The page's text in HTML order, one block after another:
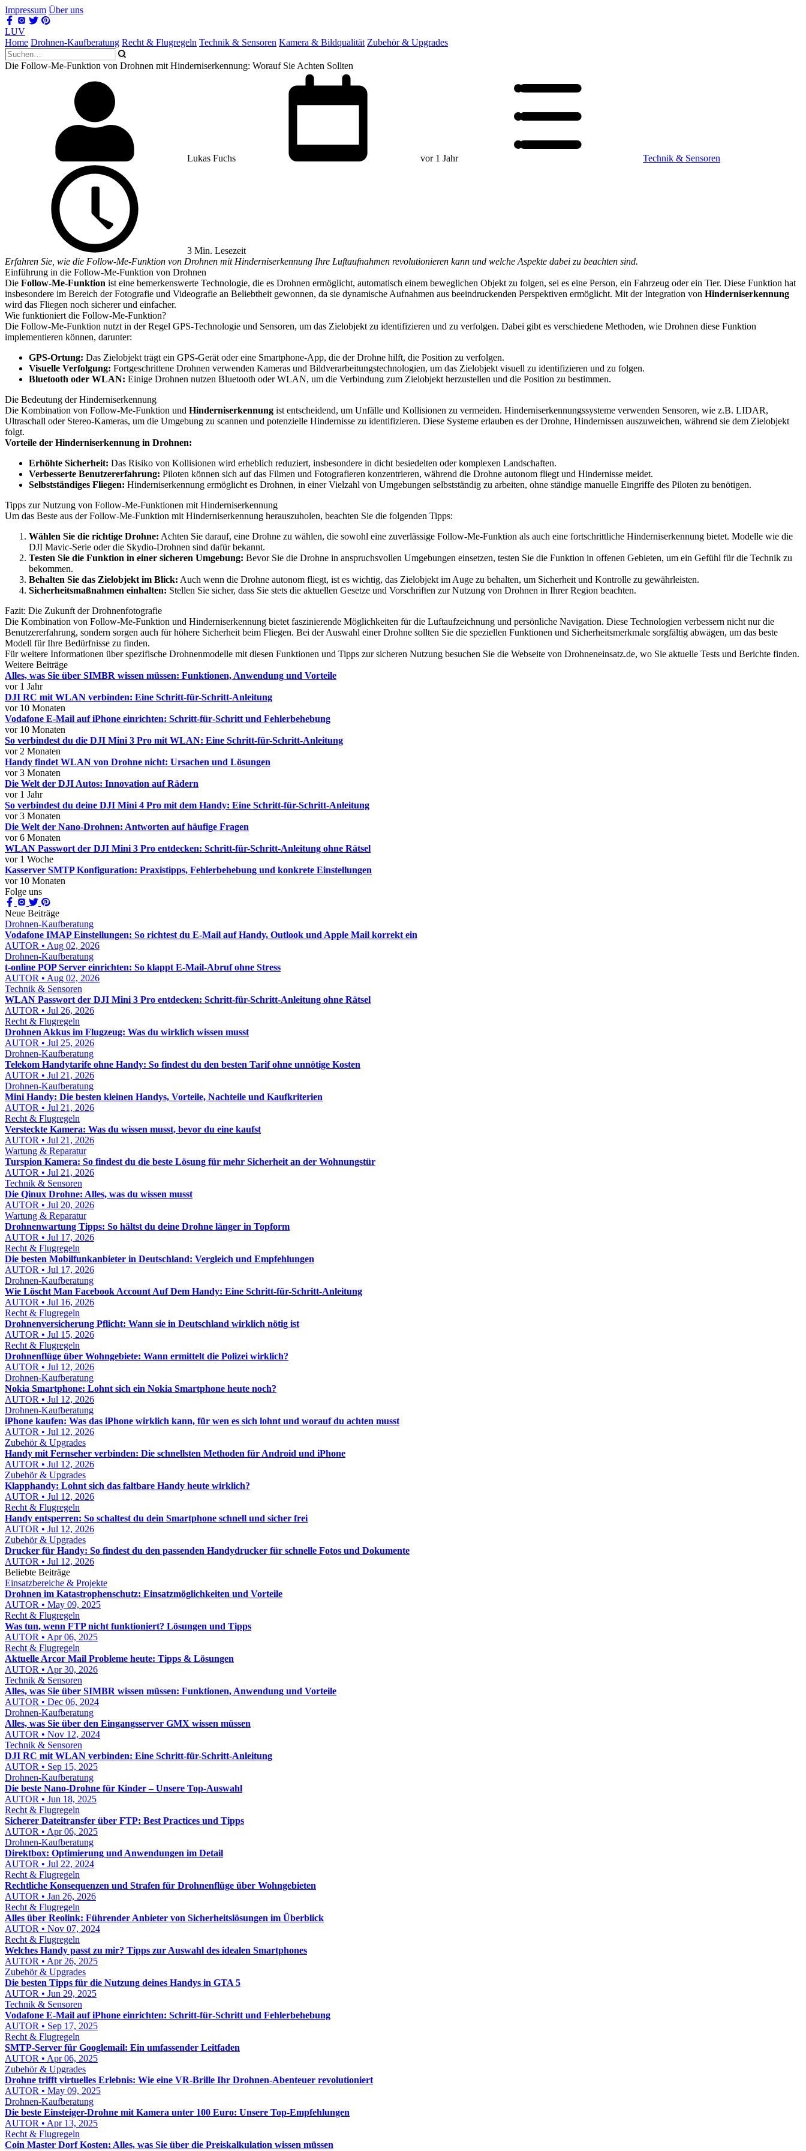
Impressum Über uns
LUV
Home Drohnen-Kaufberatung Recht & Flugregeln Technik & Sensoren Kamera & Bildqualität Zubehör & Upgrades
Die Follow-Me-Funktion von Drohnen mit Hinderniserkennung: Worauf Sie Achten Sollten
Lukas Fuchs vor 1 Jahr Technik & Sensoren
3 Min. Lesezeit
Erfahren Sie, wie die Follow-Me-Funktion von Drohnen mit Hinderniserkennung Ihre Luftaufnahmen revolutionieren kann und welche Aspekte dabei zu beachten sind.
Einführung in die Follow-Me-Funktion von Drohnen
Die Follow-Me-Funktion ist eine bemerkenswerte Technologie, die es Drohnen ermöglicht, automatisch einem beweglichen Objekt zu folgen, sei es eine Person, ein Fahrzeug oder ein Tier. Diese Funktion hat
insbesondere im Bereich der Fotografie und Videografie an Beliebtheit gewonnen, da sie dynamische Aufnahmen aus beeindruckenden Perspektiven ermöglicht. Mit der Integration von Hinderniserkennung
wird das Fliegen noch sicherer und einfacher.
Wie funktioniert die Follow-Me-Funktion?
Die Follow-Me-Funktion nutzt in der Regel GPS-Technologie und Sensoren, um das Zielobjekt zu identifizieren und zu verfolgen. Dabei gibt es verschiedene Methoden, wie Drohnen diese Funktion
implementieren können, darunter:
GPS-Ortung: Das Zielobjekt trägt ein GPS-Gerät oder eine Smartphone-App, die der Drohne hilft, die Position zu verfolgen.
Visuelle Verfolgung: Fortgeschrittene Drohnen verwenden Kameras und Bildverarbeitungstechnologien, um das Zielobjekt visuell zu identifizieren und zu folgen.
Bluetooth oder WLAN: Einige Drohnen nutzen Bluetooth oder WLAN, um die Verbindung zum Zielobjekt herzustellen und die Position zu bestimmen.
Die Bedeutung der Hinderniserkennung
Die Kombination von Follow-Me-Funktion und Hinderniserkennung ist entscheidend, um Unfälle und Kollisionen zu vermeiden. Hinderniserkennungssysteme verwenden Sensoren, wie z.B. LIDAR,
Ultraschall oder Stereo-Kameras, um die Umgebung zu scannen und potenzielle Hindernisse zu identifizieren. Diese Systeme erlauben es der Drohne, Hindernissen auszuweichen, während sie dem Zielobjekt
folgt.
Vorteile der Hinderniserkennung in Drohnen:
Erhöhte Sicherheit: Das Risiko von Kollisionen wird erheblich reduziert, insbesondere in dicht besiedelten oder komplexen Landschaften.
Verbesserte Benutzererfahrung: Piloten können sich auf das Filmen und Fotografieren konzentrieren, während die Drohne autonom fliegt und Hindernisse meidet.
Selbstständiges Fliegen: Hinderniserkennung ermöglicht es Drohnen, in einer Vielzahl von Umgebungen selbstständig zu arbeiten, ohne ständige manuelle Eingriffe des Piloten zu benötigen.
Tipps zur Nutzung von Follow-Me-Funktionen mit Hinderniserkennung
Um das Beste aus der Follow-Me-Funktion mit Hinderniserkennung herauszuholen, beachten Sie die folgenden Tipps:
Wählen Sie die richtige Drohne: Achten Sie darauf, eine Drohne zu wählen, die sowohl eine zuverlässige Follow-Me-Funktion als auch eine fortschrittliche Hinderniserkennung bietet. Modelle wie die
DJI Mavic-Serie oder die Skydio-Drohnen sind dafür bekannt.
Testen Sie die Funktion in einer sicheren Umgebung: Bevor Sie die Drohne in anspruchsvollen Umgebungen einsetzen, testen Sie die Funktion in offenen Gebieten, um ein Gefühl für die Technik zu
bekommen.
Behalten Sie das Zielobjekt im Blick: Auch wenn die Drohne autonom fliegt, ist es wichtig, das Zielobjekt im Auge zu behalten, um Sicherheit und Kontrolle zu gewährleisten.
Sicherheitsmaßnahmen einhalten: Stellen Sie sicher, dass Sie stets die aktuellen Gesetze und Vorschriften zur Nutzung von Drohnen in Ihrer Region beachten.
Fazit: Die Zukunft der Drohnenfotografie
Die Kombination von Follow-Me-Funktion und Hinderniserkennung bietet faszinierende Möglichkeiten für die Luftaufzeichnung und persönliche Navigation. Diese Technologien verbessern nicht nur die
Benutzererfahrung, sondern sorgen auch für höhere Sicherheit beim Fliegen. Bei der Auswahl einer Drohne sollten Sie die speziellen Funktionen und Sicherheitsmerkmale sorgfältig abwägen, um das beste
Modell für Ihre Bedürfnisse zu finden.
Für weitere Informationen über spezifische Drohnenmodelle mit diesen Funktionen und Tipps zur sicheren Nutzung besuchen Sie die Webseite von Drohneneinsatz.de, wo Sie aktuelle Tests und Berichte finden.
Weitere Beiträge
Alles, was Sie über SIMBR wissen müssen: Funktionen, Anwendung und Vorteile
vor 1 Jahr
DJI RC mit WLAN verbinden: Eine Schritt-für-Schritt-Anleitung
vor 10 Monaten
Vodafone E‑Mail auf iPhone einrichten: Schritt‑für‑Schritt und Fehlerbehebung
vor 10 Monaten
So verbindest du die DJI Mini 3 Pro mit WLAN: Eine Schritt-für-Schritt-Anleitung
vor 2 Monaten
Handy findet WLAN von Drohne nicht: Ursachen und Lösungen
vor 3 Monaten
Die Welt der DJI Autos: Innovation auf Rädern
vor 1 Jahr
So verbindest du deine DJI Mini 4 Pro mit dem Handy: Eine Schritt-für-Schritt-Anleitung
vor 3 Monaten
Die Welt der Nano-Drohnen: Antworten auf häufige Fragen
vor 6 Monaten
WLAN Passwort der DJI Mini 3 Pro entdecken: Schritt-für-Schritt-Anleitung ohne Rätsel
vor 1 Woche
Kasserver SMTP Konfiguration: Praxistipps, Fehlerbehebung und konkrete Einstellungen
vor 10 Monaten
Folge uns
Neue Beiträge
Drohnen-Kaufberatung
Vodafone IMAP Einstellungen: So richtest du E-Mail auf Handy, Outlook und Apple Mail korrekt ein
AUTOR • Aug 02, 2026
Drohnen-Kaufberatung
t-online POP Server einrichten: So klappt E-Mail-Abruf ohne Stress
AUTOR • Aug 02, 2026
Technik & Sensoren
WLAN Passwort der DJI Mini 3 Pro entdecken: Schritt-für-Schritt-Anleitung ohne Rätsel
AUTOR • Jul 26, 2026
Recht & Flugregeln
Drohnen Akkus im Flugzeug: Was du wirklich wissen musst
AUTOR • Jul 25, 2026
Drohnen-Kaufberatung
Telekom Handytarife ohne Handy: So findest du den besten Tarif ohne unnötige Kosten
AUTOR • Jul 21, 2026
Drohnen-Kaufberatung
Mini Handy: Die besten kleinen Handys, Vorteile, Nachteile und Kaufkriterien
AUTOR • Jul 21, 2026
Recht & Flugregeln
Versteckte Kamera: Was du wissen musst, bevor du eine kaufst
AUTOR • Jul 21, 2026
Wartung & Reparatur
Turspion Kamera: So findest du die beste Lösung für mehr Sicherheit an der Wohnungstür
AUTOR • Jul 21, 2026
Technik & Sensoren
Die Qinux Drohne: Alles, was du wissen musst
AUTOR • Jul 20, 2026
Wartung & Reparatur
Drohnenwartung Tipps: So hältst du deine Drohne länger in Topform
AUTOR • Jul 17, 2026
Recht & Flugregeln
Die besten Mobilfunkanbieter in Deutschland: Vergleich und Empfehlungen
AUTOR • Jul 17, 2026
Drohnen-Kaufberatung
Wie Löscht Man Facebook Account Auf Dem Handy: Eine Schritt-für-Schritt-Anleitung
AUTOR • Jul 16, 2026
Recht & Flugregeln
Drohnenversicherung Pflicht: Wann sie in Deutschland wirklich nötig ist
AUTOR • Jul 15, 2026
Recht & Flugregeln
Drohnenflüge über Wohngebiete: Wann ermittelt die Polizei wirklich?
AUTOR • Jul 12, 2026
Drohnen-Kaufberatung
Nokia Smartphone: Lohnt sich ein Nokia Smartphone heute noch?
AUTOR • Jul 12, 2026
Drohnen-Kaufberatung
iPhone kaufen: Was das iPhone wirklich kann, für wen es sich lohnt und worauf du achten musst
AUTOR • Jul 12, 2026
Zubehör & Upgrades
Handy mit Fernseher verbinden: Die schnellsten Methoden für Android und iPhone
AUTOR • Jul 12, 2026
Zubehör & Upgrades
Klapphandy: Lohnt sich das faltbare Handy heute wirklich?
AUTOR • Jul 12, 2026
Recht & Flugregeln
Handy entsperren: So schaltest du dein Smartphone schnell und sicher frei
AUTOR • Jul 12, 2026
Zubehör & Upgrades
Drucker für Handy: So findest du den passenden Handydrucker für schnelle Fotos und Dokumente
AUTOR • Jul 12, 2026
Beliebte Beiträge
Einsatzbereiche & Projekte
Drohnen im Katastrophenschutz: Einsatzmöglichkeiten und Vorteile
AUTOR • May 09, 2025
Recht & Flugregeln
Was tun, wenn FTP nicht funktioniert? Lösungen und Tipps
AUTOR • Apr 06, 2025
Recht & Flugregeln
Aktuelle Arcor Mail Probleme heute: Tipps & Lösungen
AUTOR • Apr 30, 2026
Technik & Sensoren
Alles, was Sie über SIMBR wissen müssen: Funktionen, Anwendung und Vorteile
AUTOR • Dec 06, 2024
Drohnen-Kaufberatung
Alles, was Sie über den Eingangsserver GMX wissen müssen
AUTOR • Nov 12, 2024
Technik & Sensoren
DJI RC mit WLAN verbinden: Eine Schritt-für-Schritt-Anleitung
AUTOR • Sep 15, 2025
Drohnen-Kaufberatung
Die beste Nano-Drohne für Kinder – Unsere Top-Auswahl
AUTOR • Jun 18, 2025
Recht & Flugregeln
Sicherer Dateitransfer über FTP: Best Practices und Tipps
AUTOR • Apr 06, 2025
Drohnen-Kaufberatung
Direktbox: Optimierung und Anwendungen im Detail
AUTOR • Jul 22, 2024
Recht & Flugregeln
Rechtliche Konsequenzen und Strafen für Drohnenflüge über Wohngebieten
AUTOR • Jan 26, 2026
Recht & Flugregeln
Alles über Reolink: Führender Anbieter von Sicherheitslösungen im Überblick
AUTOR • Nov 07, 2024
Recht & Flugregeln
Welches Handy passt zu mir? Tipps zur Auswahl des idealen Smartphones
AUTOR • Apr 26, 2025
Zubehör & Upgrades
Die besten Tipps für die Nutzung deines Handys in GTA 5
AUTOR • Jun 29, 2025
Technik & Sensoren
Vodafone E‑Mail auf iPhone einrichten: Schritt‑für‑Schritt und Fehlerbehebung
AUTOR • Sep 17, 2025
Recht & Flugregeln
SMTP-Server für Googlemail: Ein umfassender Leitfaden
AUTOR • Apr 06, 2025
Zubehör & Upgrades
Drohne trifft virtuelles Erlebnis: Wie eine VR-Brille Ihr Drohnen-Abenteuer revolutioniert
AUTOR • May 09, 2025
Drohnen-Kaufberatung
Die beste Einsteiger-Drohne mit Kamera unter 100 Euro: Unsere Top-Empfehlungen
AUTOR • Apr 13, 2025
Recht & Flugregeln
Coin Master Dorf Kosten: Alles, was Sie über die Preiskalkulation wissen müssen